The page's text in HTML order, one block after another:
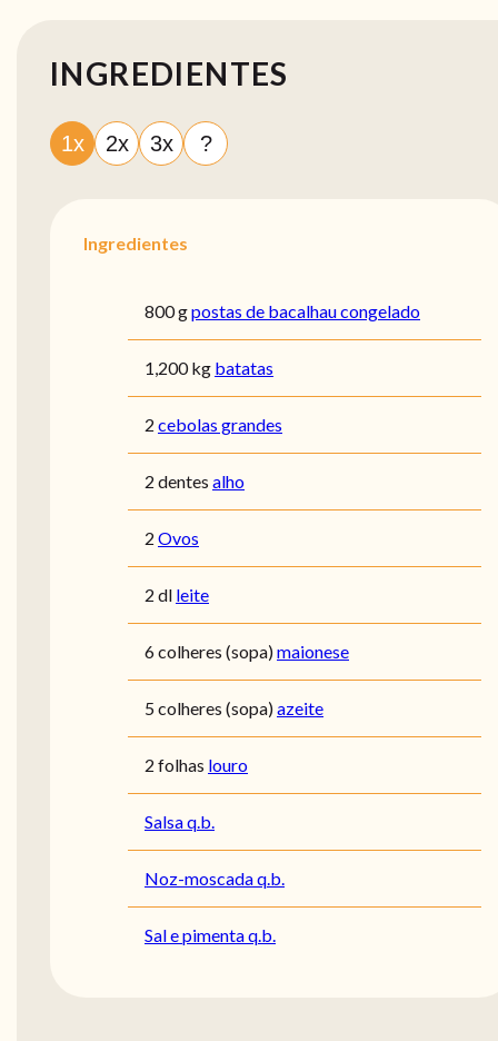
INGREDIENTES
1x 2x 3x ?
Ingredientes
800 gpostas de bacalhau congelado
1,200 kg batatas
2 cebolas grandes
2 dentes alho
2 Ovos
2 dl leite
6 colheres (sopa)maionese
5 colheres (sopa)azeite
2 folhas louro
Salsa q.b.
Noz-moscada q.b.
Sal e pimenta q.b.